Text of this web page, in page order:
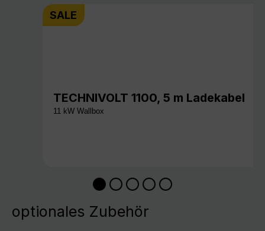
SALE
TECHNIVOLT 1100, 5 m Ladekabel
11 kW Wallbox
optionales Zubehör